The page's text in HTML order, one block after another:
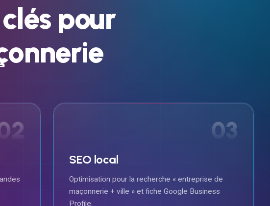
clés pour
03
SEO local
Optimisation pour la recherche « entreprise de
maçonnerie + ville » et fiche Google Business
Profile.